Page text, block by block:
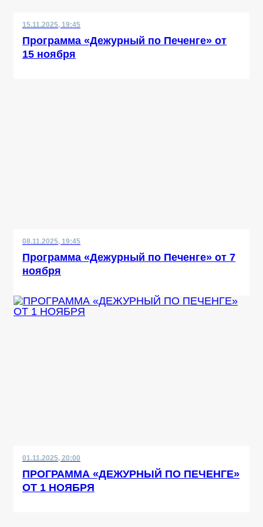
15.11.2025, 19:45
Программа «Дежурный по Печенге» от
15 ноября
08.11.2025, 19:45
Программа «Дежурный по Печенге» от 7
ноября
01.11.2025, 20:00
ПРОГРАММА «ДЕЖУРНЫЙ ПО ПЕЧЕНГЕ»
ОТ 1 НОЯБРЯ